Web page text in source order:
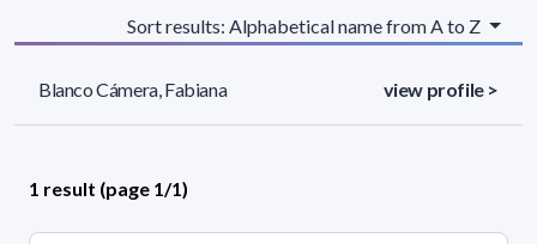
Sort results: Alphabetical name from A to Z
Blanco Cámera, Fabiana view profile >
1 result (page 1/1)